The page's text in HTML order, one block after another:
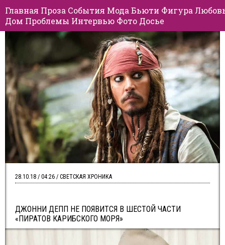
Главная Проза События Мода Бьюти Фигура
Дом Проблемы Интервью Фото Досье
ДЖОННИ ДЕПП НЕ ПОЯВИТСЯ В ШЕСТОЙ ЧАСТИ
«ПИРАТОВ КАРИБСКОГО МОРЯ»
28.10.18 / 04:26 / СВЕТСКАЯ ХРОНИКА